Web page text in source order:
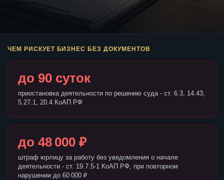
ЧЕМ РИСКУЕТ БИЗНЕС БЕЗ ДОКУМЕНТОВ
до 90 суток
приостановка деятельности по решению суда - ст. 6.3, 14.43,
5.27.1, 20.4 КоАП РФ
до 48 000 ₽
штраф юрлицу за работу без уведомления о начале
деятельности - ст. 19.7.5-1 КоАП РФ, при повторном
нарушении до 60 000 ₽